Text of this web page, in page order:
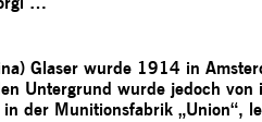
Glaser wurde 1914 in
Untergrund wurde jedoch
Munitionsfabrik „Union“,